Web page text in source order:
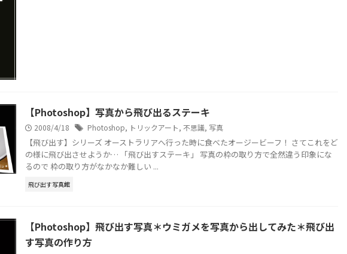
【Photoshop】写真から飛び出るステーキ
2008/4/18 Photoshop, トリックアート, 不思議, 写真
【飛び出す】シリーズ オーストラリアへ行った時に食べたオージービーフ！ さてこれをど
の様に飛び出させようか… 「飛び出すステーキ」 写真の枠の取り方で全然違う印象にな
るので 枠の取り方がなかなか難しい ...
飛び出す写真館
【Photoshop】飛び出す写真＊ウミガメを写真から出してみた＊飛び出
す写真の作り方